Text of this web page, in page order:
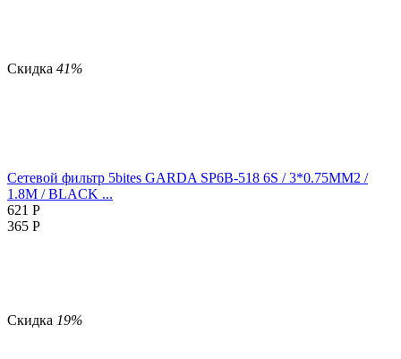
Скидка 41%
Сетевой фильтр 5bites GARDA SP6B-518 6S / 3*0.75MM2 /
1.8M / BLACK ...
621 Р
365 Р
Скидка 19%